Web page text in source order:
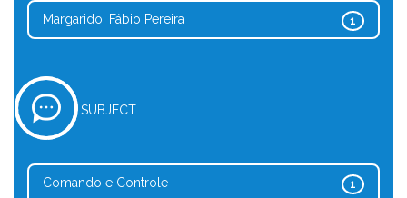
1
Margarido, Fábio Pereira
SUBJECT
1
Comando e Controle